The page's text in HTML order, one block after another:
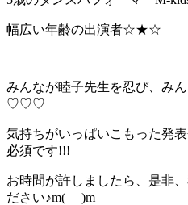
幅広い年齢の出演者☆★☆
みんなが睦子先生を忍び、み
♡♡♡
気持ちがいっぱいこもった発
必須です!!!
お時間が許しましたら、是非
ださい♪m(_ _)m